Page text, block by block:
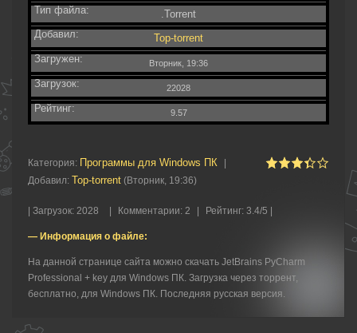
Тип файла:
.Torrent
Добавил:
Top-torrent
Загружен:
Вторник, 19:36
Загрузок: 22028
Рейтинг: 9.57
Категория: Программы для Windows ПК
Добавил: Top-torrent (Вторник, 19:36)
Загрузок: 2028 Комментарии: 2 Рейтинг: 3.4/5 |
— Информация о файле:
На данной странице сайта можно скачать JetBrains PyCharm
Professional + key для Windows ПК. Загрузка через торрент,
бесплатно, для Windows ПК. Последняя русская версия.